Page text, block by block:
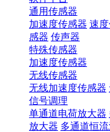
通用传感器
加速度传感器 速
感器 传声器
特殊传感器
加速度传感器
无线传感器
无线加速度传感器
信号调理
单通道电荷放大器
放大器 多通道恒